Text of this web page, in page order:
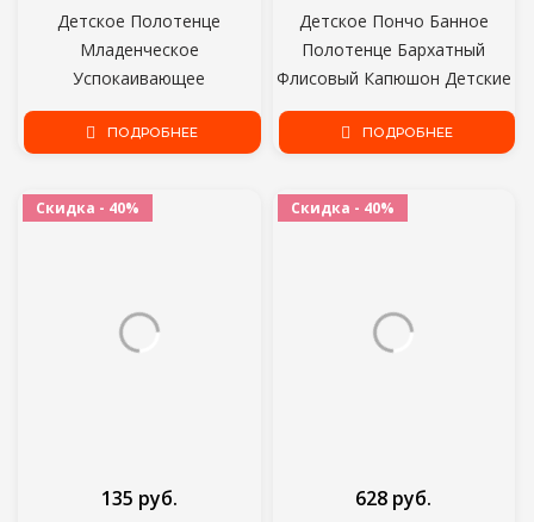
Детское Полотенце
Младенческое
Успокаивающее
Успокаивающее Полотенце
Мягкая Плюшевая
Полотенце Милый Кролик
Бархат Успокаивающая
ПОДРОБНЕЕ
Детское Пончо Банное
Полотенце Бархатный
Флисовый Капюшон Детские
Полотенца Одеяло
Новорожденное Полотенце
ПОДРОБНЕЕ
Скидка - 40%
135 руб.
Скидка - 40%
628 руб.